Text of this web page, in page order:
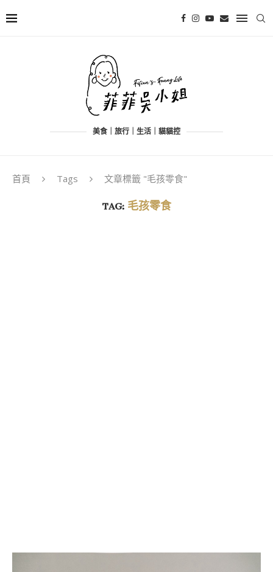
美食｜旅行｜生活｜貓貓控
首頁 Tags 文章標籤 "毛孩零食"
TAG:毛孩零食